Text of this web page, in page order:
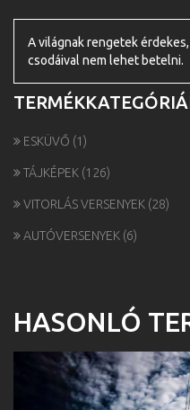
A világnak rengetek
csodáival nem lehet betelni.
ESKÜVŐ (1)
TÁJKÉPEK (126)
VITORLÁS VERSENYEK (28)
AUTÓVERSENYEK (6)
HASONLÓ